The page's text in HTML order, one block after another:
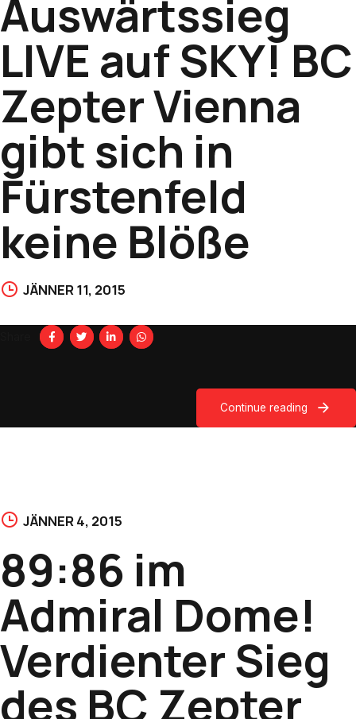
Auswärtssieg
LIVE auf SKY! BC
Zepter Vienna
gibt sich in
Fürstenfeld
keine Blöße
JÄNNER 11, 2015
Continue reading
JÄNNER 4, 2015
89:86 im
Admiral Dome!
Verdienter Sieg
des BC Zepter